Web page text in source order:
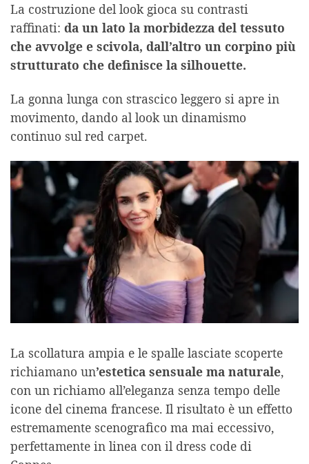
La costruzione del look gioca su contrasti
raffinati: da un lato la morbidezza del tessuto
che avvolge e scivola, dall’altro un corpino più
strutturato che definisce la silhouette.
La gonna lunga con strascico leggero si apre in
movimento, dando al look un dinamismo
continuo sul red carpet.
La scollatura ampia e le spalle lasciate scoperte
richiamano un’estetica sensuale ma naturale,
con un richiamo all’eleganza senza tempo delle
icone del cinema francese. Il risultato è un effetto
estremamente scenografico ma mai eccessivo,
perfettamente in linea con il dress code di